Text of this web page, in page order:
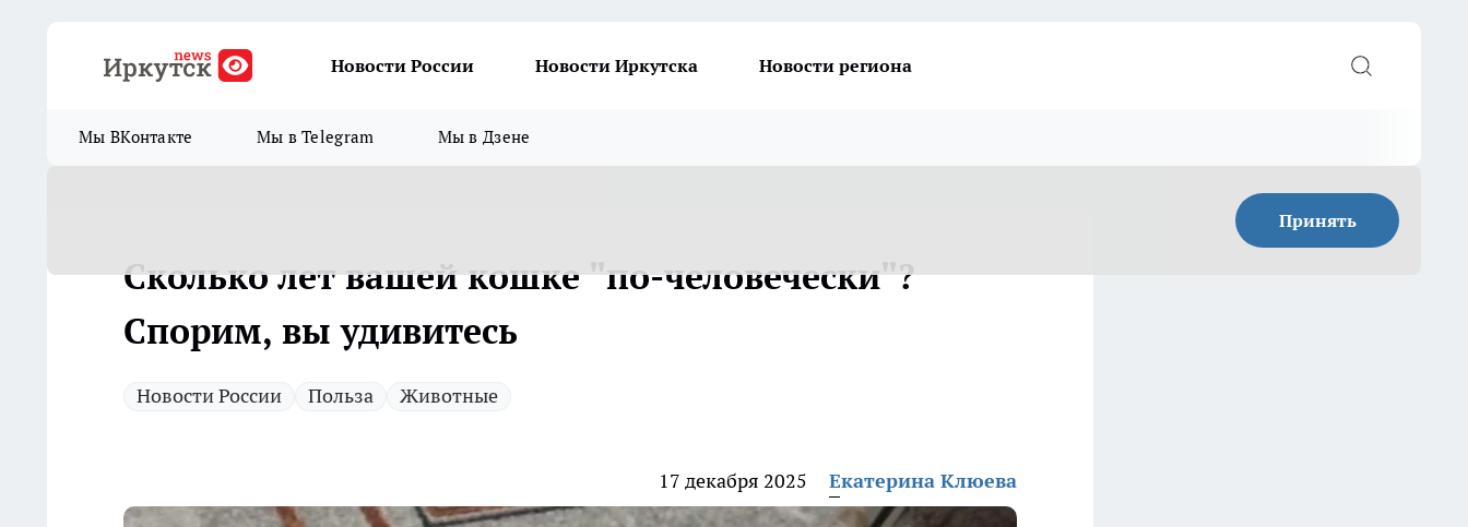
Новости России Новости Иркутска Новости региона
Мы ВКонтакте Мы в Telegram Мы в Дзене
Принять
Сколько лет вашей кошке "по-человечески"?
Спорим, вы удивитесь
Новости России Польза Животные
17 декабря 2025 Екатерина Клюева